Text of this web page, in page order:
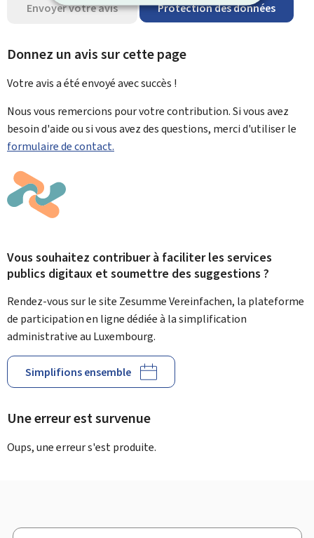
Envoyer votre avis Protection des données
Donnez un avis sur cette page
Votre avis a été envoyé avecsuccès !
Nous vous remercions pour votre contribution. Si vous avez
besoin d'aide ou si vous avez des questions, merci d'utiliser le
formulaire de contact.
Vous souhaitez contribuer à faciliter les services
publics digitaux et soumettre des suggestions ?
Rendez-vous sur le site Zesumme Vereinfachen, la plateforme
de participation en ligne dédiée à la simplification
administrative au Luxembourg.
Simplifions ensemble
Une erreur est survenue
Oups, une erreur s'est produite.